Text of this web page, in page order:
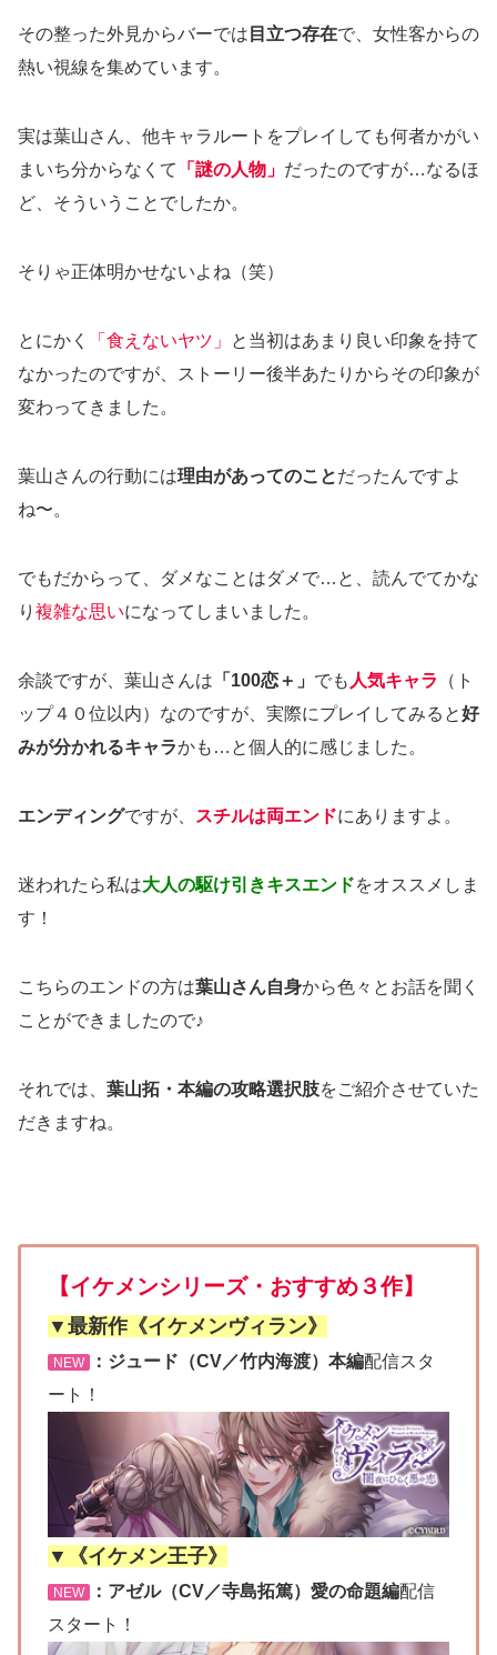
その整った外見からバーでは 目立つ存在で、女性客からの
熱い視線を集めています。
実は葉山さん、他キャラルートをプレイしても何者かがい
まいち分からなくて
「謎の人物」 だったのですが…なるほ
ど、そういうことでしたか。
そりゃ正体明かせないよね（笑）
とにかく 「食えないヤツ」
と当初はあまり良い印象を持て
なかったのですが、ストーリー後半あたりからその印象が
変わってきました。
葉山さんの行動には理由があってのことだったんですよ
ね〜。
でもだからって、ダメなことはダメで…と、読んでてかな
り 複雑な思いになってしまいました。
余談ですが、葉山さんは 「100恋＋」 でも 人気キャラ
（ト
ップ４０位以内）なのですが、実際にプレイしてみると好
みが分かれるキャラかも…と個人的に感じました。
エンディングですが、 スチルは両エンドにありますよ。
迷われたら私は大人の駆け引きキスエンドをオススメしま
す！
こちらのエンドの方は葉山さん自身から色々とお話を聞く
ことができましたので♪
それでは、 葉山拓・本編の攻略選択肢をご紹介させていた
だきますね。
【イケメンシリーズ・おすすめ３作】
▼最新作《イケメンヴィラン》
NEW ：ジュード（CV／竹内海渡）本編配信スタ
ート！
▼《イケメン王子》
NEW ：アゼル（CV／寺島拓篤）愛の命題編配信
スタート！